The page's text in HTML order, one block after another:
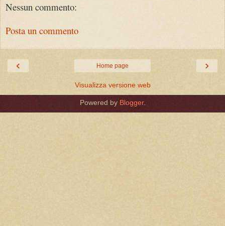
Nessun commento:
Posta un commento
‹ ›
Home page
Visualizza versione web
Powered by Blogger.